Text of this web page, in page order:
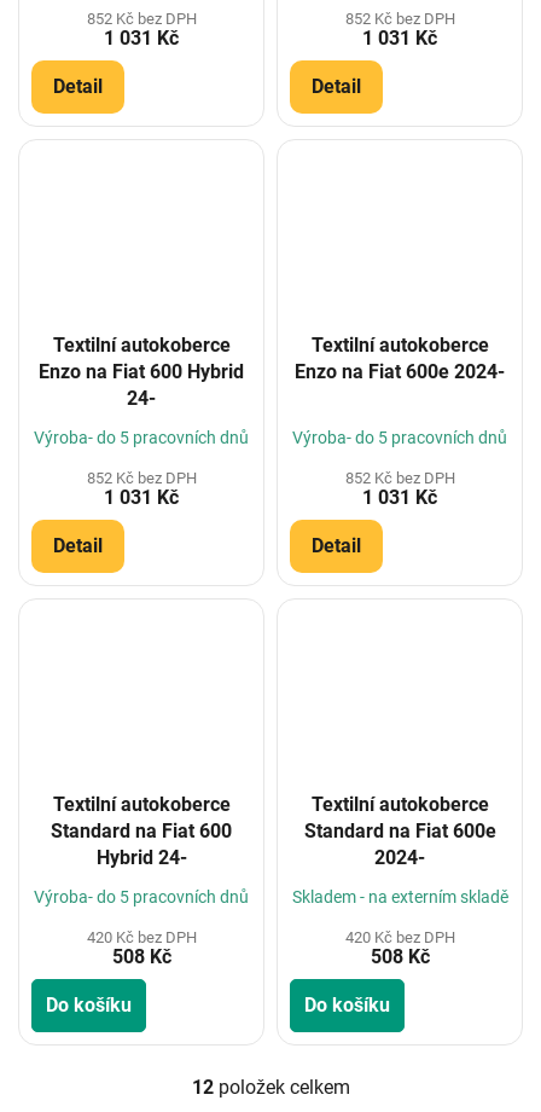
852 Kč bez DPH
1 031 Kč
Detail
852 Kč bez DPH
1 031 Kč
Detail
Textilní autokoberce
Enzo na Fiat 600 Hybrid
24-
Výroba- do 5 pracovních dnů
852 Kč bez DPH
1 031 Kč
Detail
Textilní autokoberce
Enzo na Fiat 600e 2024-
Výroba- do 5 pracovních dnů
852 Kč bez DPH
1 031 Kč
Detail
Textilní autokoberce
Standard na Fiat 600
Hybrid 24-
Výroba- do 5 pracovních dnů
420 Kč bez DPH
508 Kč
Do košíku
Textilní autokoberce
Standard na Fiat 600e
2024-
Skladem - na externím skladě
420 Kč bez DPH
508 Kč
Do košíku
O
12položek celkem